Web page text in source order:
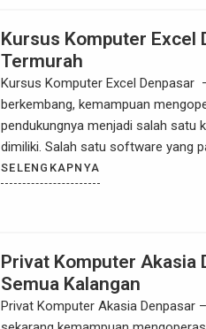
Kursus Komputer Excel
Termurah
Kursus Komputer Excel Denpasar
berkembang, kemampuan
pendukungnya menjadi salah satu
dimiliki. Salah satu software yang
dunia kerja maupun pendidikan
hanya sekadar program pengolah
SELENGKAPNYA
Privat Komputer Akasia
Semua Kalangan
Privat Komputer Akasia Denpasar